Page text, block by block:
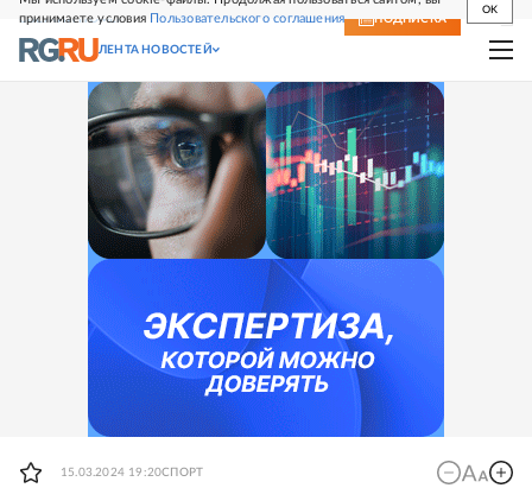
принимаете условия Пользовательского соглашения
OK
СВЕЖИЙ НОМЕР ПОДПИСКА
ЛЕНТА НОВОСТЕЙ
15.03.2024 19:20СПОРТ